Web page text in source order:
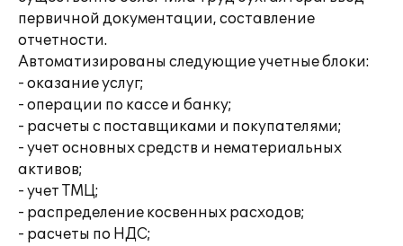
первичной документации, составление
отчетности.
Автоматизированы следующие учетные блоки:
- оказание услуг;
- операции по кассе и банку;
- расчеты с поставщиками и покупателями;
- учет основных средств и нематериальных
активов;
- учет ТМЦ;
- распределение косвенных расходов;
- расчеты по НДС;